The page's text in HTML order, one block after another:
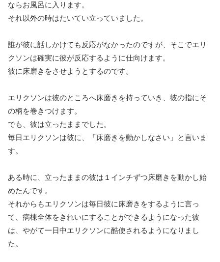
ならお風呂に入ります。
それ以外の時はたいてい立っていました。
誰が彼に話しかけても反応がなかったのですが、そこでエリ
クソンは確実に彼が反応するように仕向けます。
彼に床磨きをさせようとするのです。
エリクソンは彼のところへ床磨きを持っていき、彼の指にそ
の柄を巻きつけます。
でも、彼は立ったままでした。
毎日エリクソンは彼に、「床磨きを動かしなさい」と言いま
す。
ある時に、立ったままの彼は１インチずつ床磨きを動かし始
めたんです。
それからもエリクソンは毎日彼に床磨きをするように言っ
て、病棟全体をきれいにすることができるようになった彼
は、やがて一日中エリクソンに酷使されるようになりまし
た。